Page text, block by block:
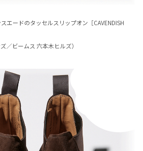
エードのタッセルスリップオン［CAVENDISH
／ビームス 六本木ヒルズ）